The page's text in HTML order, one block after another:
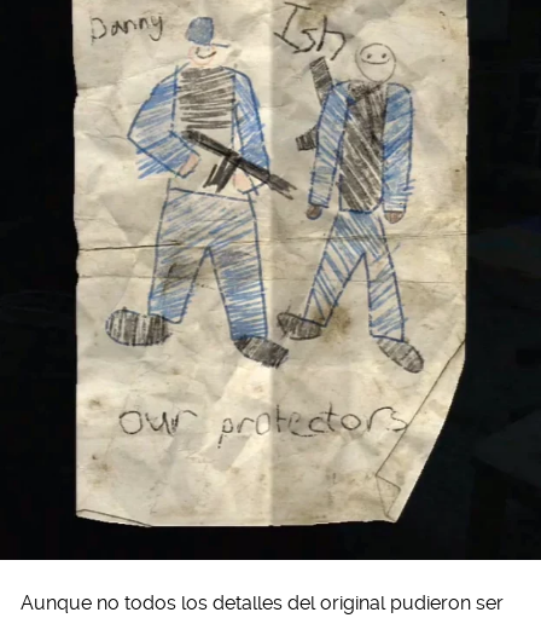
Aunque no todos los detalles del original pudieron ser